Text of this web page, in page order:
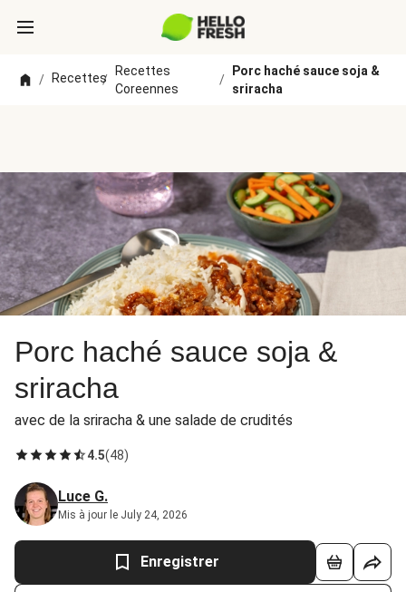
/ Recettes/
Recettes
Coreennes
/
Porc haché sauce soja &
sriracha
Porc haché sauce soja &
sriracha
avec de la sriracha & une salade de crudités
4.5(48)
Luce G.
Mis à jour le July 24, 2026
Enregistrer